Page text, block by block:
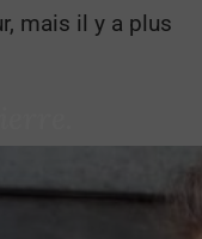
mais il y a plus